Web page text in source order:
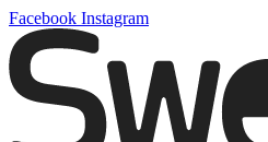
Hoppa
till
innehåll
Facebook Instagram